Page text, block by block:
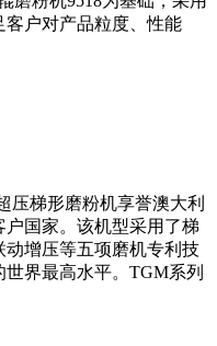
客户对产品粒度、性能
压梯形磨粉机享誉澳大利
国家。该机型采用了梯
增压等五项磨机专利技
界最高水平。TGM系列